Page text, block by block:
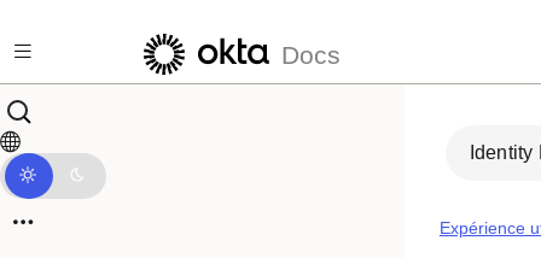
Docs
Identity
Expérience